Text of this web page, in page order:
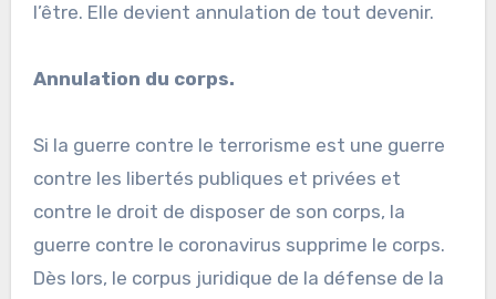
l’être. Elle devient annulation de tout devenir.
Annulation du corps.
Si la guerre contre le terrorisme est une guerre
contre les libertés publiques et privées et
contre le droit de disposer de son corps, la
guerre contre le coronavirus supprime le corps.
Dès lors, le corpus juridique de la défense de la